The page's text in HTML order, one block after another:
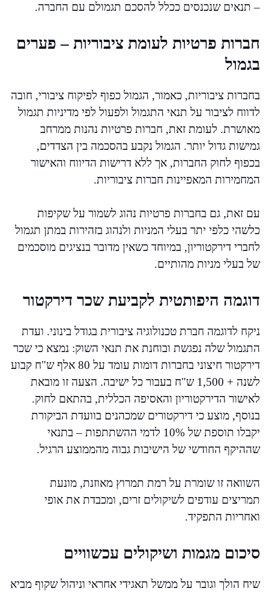
– תנאים שנכנסים ככלל להסכם תגמולם עם החברה.
חברות פרטיות לעומת ציבוריות – פערים
בגמול
בחברות ציבוריות, כאמור, הגמול כפוף לפיקוח ציבורי, חובה
לדווח לציבור על תנאי התגמול ולפעול לפי מדיניות תגמול
מאושרת. לעומת זאת, חברות פרטיות נהנות ממרחב
גמישות גדול יותר. הגמול נקבע בהסכמה בין הצדדים,
בכפוף לחוק החברות, אך ללא דרישות הדיווח והאישור
המחמירות המאפיינות חברות ציבוריות.
עם זאת, גם בחברות פרטיות נהוג לשמור על שקיפות
כלשהי כלפי יתר בעלי המניות ולנהוג בזהירות במתן תגמול
לחברי דירקטוריון, במיוחד כשאין מדובר בנציגים מוסכמים
של בעלי מניות מהותיים.
דוגמה היפותטית לקביעת שכר דירקטור
ניקח לדוגמה חברת טכנולוגיה ציבורית בגודל בינוני. ועדת
התגמול שלה נפגשת ובוחנת את תנאי השוק: נמצא כי שכר
דירקטור חיצוני בחברות דומות עומד על 80 אלף ש"ח קבוע
לשנה + 1,500 ש"ח בעבור כל ישיבה. הצעה זו מובאת
לאישור הדירקטוריון והאסיפה הכללית, בהתאם לחוק.
בנוסף, מוצע כי דירקטורים שמכהנים בוועדת הביקורת
יקבלו תוספת של 10% לדמי ההשתתפות – בתנאי
שההיקף החודשי של הישיבות גבוה מהממוצע הרגיל.
השוואה זו שומרת על רמת תמרוץ מאוזנת, מונעת
תמריצים עודפים לשיקולים זרים, ומכבדת את אופי
ואחריות התפקיד.
סיכום מגמות ושיקולים עכשוויים
שיח הולך וגובר על ממשל תאגידי אחראי וניהול שקוף מביא